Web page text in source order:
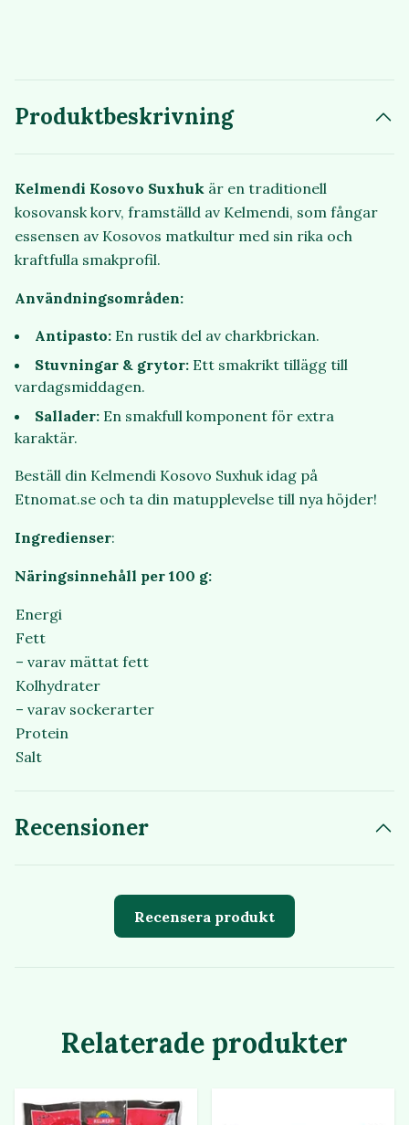
Produktbeskrivning
Kelmendi Kosovo Suxhuk är en traditionell
kosovansk korv, framställd av Kelmendi, som fångar
essensen av Kosovos matkultur med sin rika och
kraftfulla smakprofil.
Användningsområden:
Antipasto: En rustik del av charkbrickan.
Stuvningar & grytor: Ett smakrikt tillägg till
vardagsmiddagen.
Sallader: En smakfull komponent för extra
karaktär.
Beställ din Kelmendi Kosovo Suxhuk idag på
Etnomat.se och ta din matupplevelse till nya höjder!
Ingredienser:
Näringsinnehåll per 100 g:
Energi
Fett
– varav mättat fett
Kolhydrater
– varav sockerarter
Protein
Salt
Recensioner
Recensera produkt
Relaterade produkter